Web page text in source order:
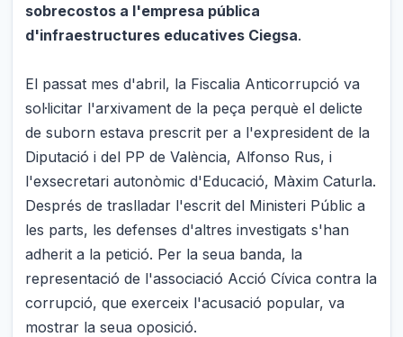
sobrecostos a l'empresa pública
d'infraestructures educatives Ciegsa.
El passat mes d'abril, la Fiscalia Anticorrupció va
sol·licitar l'arxivament de la peça perquè el delicte
de suborn estava prescrit per a l'expresident de la
Diputació i del PP de València, Alfonso Rus, i
l'exsecretari autonòmic d'Educació, Màxim Caturla.
Després de traslladar l'escrit del Ministeri Públic a
les parts, les defenses d'altres investigats s'han
adherit a la petició. Per la seua banda, la
representació de l'associació Acció Cívica contra la
corrupció, que exerceix l'acusació popular, va
mostrar la seua oposició.